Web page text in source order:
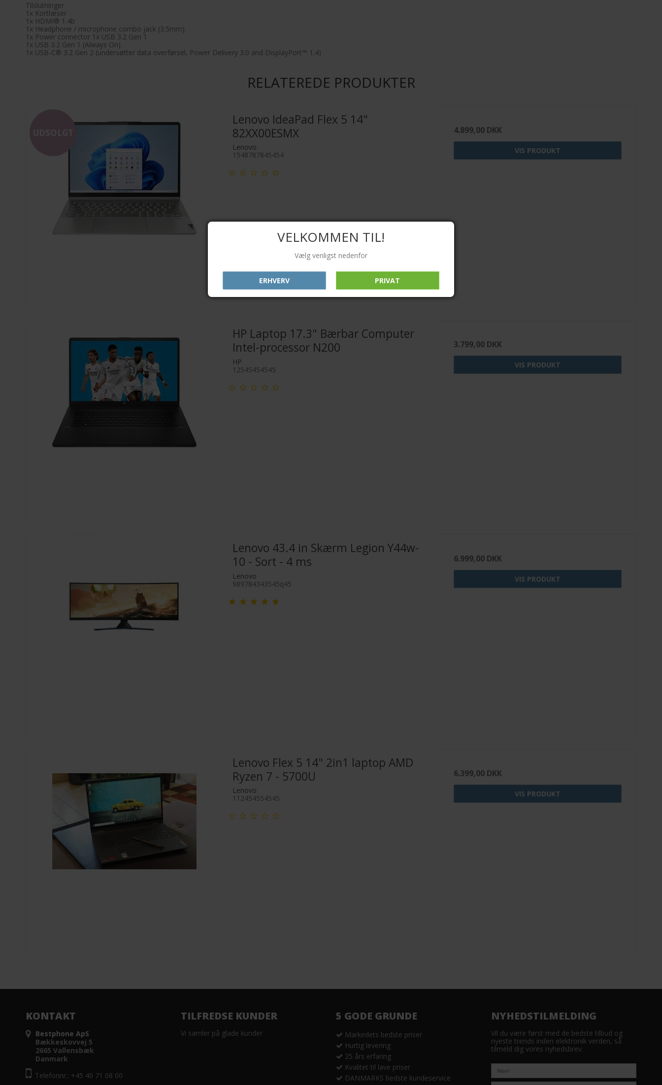
Tilslutninger
1x Kortlæser
1x HDMI® 1.4b
1x Headphone / microphone combo jack (3.5mm)
1x Power connector 1x USB 3.2 Gen 1
1x USB 3.2 Gen 1 (Always On)
1x USB-C® 3.2 Gen 2 (undersøtter data overførsel, Power Delivery 3.0 and DisplayPort™ 1.4)
RELATEREDE PRODUKTER
Lenovo IdeaPad Flex 5 14"
82XX00ESMX
Lenovo
1548787845454
4.899,00 DKK
VIS PRODUKT
HP Laptop 17.3" Bærbar Computer
Intel-processor N200
HP
12545454545
3.799,00 DKK
VIS PRODUKT
Lenovo 43.4 in Skærm Legion Y44w-
10 - Sort - 4 ms
Lenovo
989784343545q45
6.999,00 DKK
VIS PRODUKT
Lenovo Flex 5 14" 2in1 laptop AMD
Ryzen 7 - 5700U
Lenovo
112454554545
6.399,00 DKK
VIS PRODUKT
KONTAKT
Bestphone ApS
Bækkeskovvej 5
2665 Vallensbæk
Danmark
Telefonnr.: +45 40 71 08 00
TILFREDSE KUNDER
Vi samler på glade kunder
5 GODE GRUNDE
Markedets bedste priser
Hurtig levering
25 års erfaring
Kvalitet til lave priser
DANMARKS bedste kundeservice
NYHEDSTILMELDING
Vil du være først med de bedste tilbud og
nyeste trends inden elektronik verden, så
tilmeld dig vores nyhedsbrev.
VELKOMMEN TIL!
Vælg venligst nedenfor
ERHVERV PRIVAT